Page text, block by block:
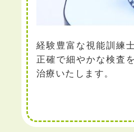
経験豊富な視能訓練
正確で細やかな検査
治療いたします。